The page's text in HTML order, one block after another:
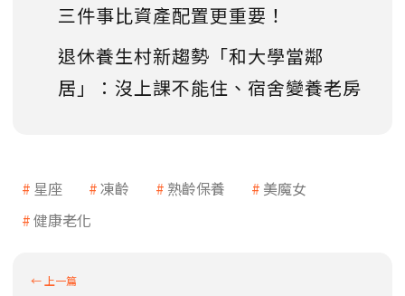
三件事比資產配置更重要！
退休養生村新趨勢「和大學當鄰
居」：沒上課不能住、宿舍變養老房
星座 凍齡 熟齡保養
美魔女
健康老化